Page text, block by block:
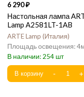
6 290
Настольная лампа
Lamp A2581LT-1AB
ARTE Lamp Италия
4
254